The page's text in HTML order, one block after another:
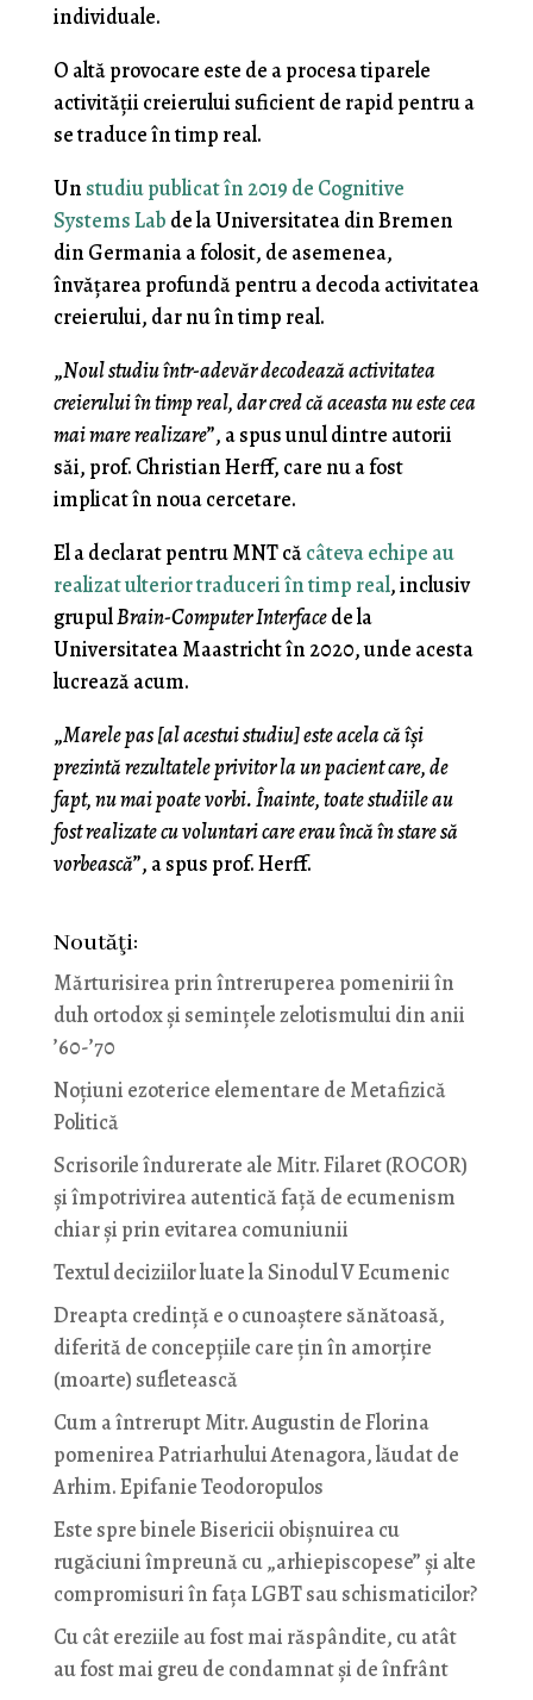
individuale.
O altă provocare este de a procesa tiparele
activității creierului suficient de rapid pentru a
se traduce în timp real.
Un studiu publicat în 2019 de Cognitive
Systems Lab de la Universitatea din Bremen
din Germania a folosit, de asemenea,
învățarea profundă pentru a decoda activitatea
creierului, dar nu în timp real.
„Noul studiu într-adevăr decodează activitatea
creierului în timp real, dar cred că aceasta nu este cea
mai mare realizare”, a spus unul dintre autorii
săi, prof. Christian Herff, care nu a fost
implicat în noua cercetare.
El a declarat pentru MNT căcâteva echipe au
realizat ulterior traduceri în timp real, inclusiv
grupulBrain-Computer Interfacede la
Universitatea Maastricht în 2020, unde acesta
lucrează acum.
„Marele pas[al acestui studiu] este acela că își
prezintă rezultatele privitor la un pacient care, de
fapt, nu mai poate vorbi. Înainte, toate studiile au
fost realizate cu voluntari care erau încă în stare să
vorbească”, a spus prof. Herff.
Noutăţi:
Mărturisirea prin întreruperea pomenirii în
duh ortodox și semințele zelotismului din anii
’60-’70
Noţiuni ezoterice elementare de Metafizică
Politică
Scrisorile îndurerate ale Mitr. Filaret (ROCOR)
și împotrivirea autentică față de ecumenism
chiar și prin evitarea comuniunii
Textul deciziilor luate la Sinodul V Ecumenic
Dreapta credință e o cunoaștere sănătoasă,
diferită de concepțiile care țin în amorțire
(moarte) sufletească
Cum a întrerupt Mitr. Augustin de Florina
pomenirea Patriarhului Atenagora, lăudat de
Arhim. Epifanie Teodoropulos
Este spre binele Bisericii obișnuirea cu
rugăciuni împreună cu „arhiepiscopese” și alte
compromisuri în fața LGBT sau schismaticilor?
Cu cât ereziile au fost mai răspândite, cu atât
au fost mai greu de condamnat și de înfrânt